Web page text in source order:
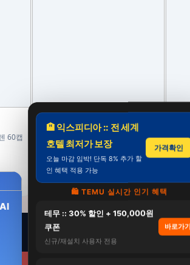
60캡
모두의맛집
파미고 유기농 스페인 올리브오일 냉
압착 엑스트라 버진 피쿠알 올리브유
500ml, 2개
39,600원
12%34,900원
닥
식물
프리
60정,
🏨 익스피디아 :: 전 세계
호텔 최저가 보장
오늘 마감 임박! 단독 8% 추가 할
인 혜택 적용 가능
가격확인
🛍️ TEMU 실시간 인기 혜택
테무 :: 30% 할인 + 150,000원
쿠폰
신규/재설치 사용자 전용
바로가기